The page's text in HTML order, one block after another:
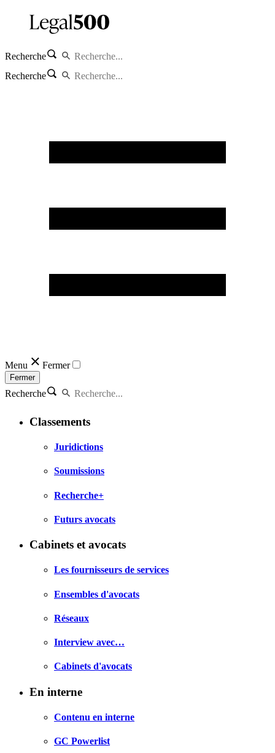
Recherche
Recherche
Menu Fermer
Fermer
Recherche
Classements
Juridictions
Soumissions
Recherche+
Futurs avocats
Cabinets et avocats
Les fournisseurs de services
Ensembles d'avocats
Réseaux
Interview avec…
Cabinets d'avocats
En interne
Contenu en interne
GC Powerlist